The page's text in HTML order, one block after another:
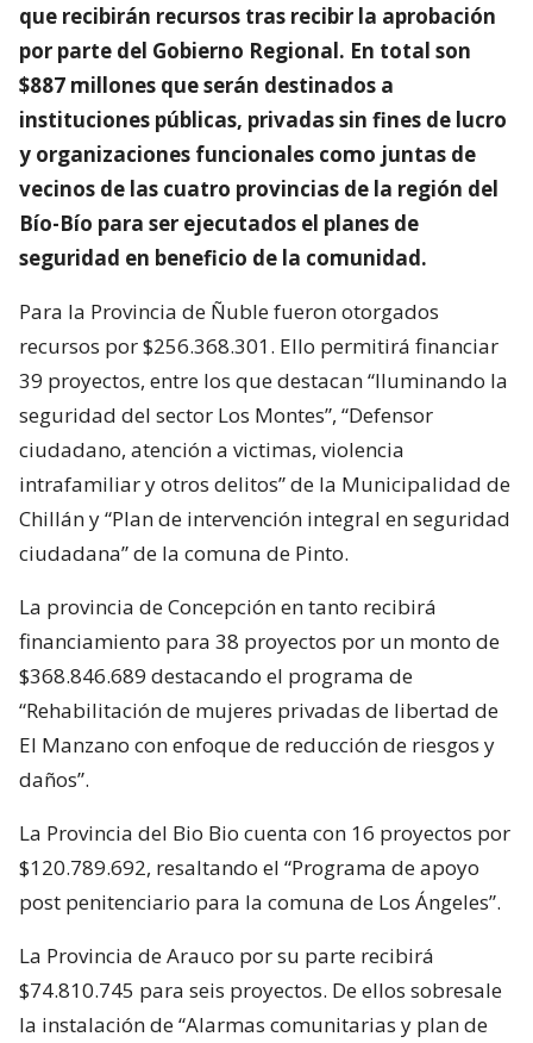
que recibirán recursos tras recibir la aprobación
por parte del Gobierno Regional. En total son
$887 millones que serán destinados a
instituciones públicas, privadas sin fines de lucro
y organizaciones funcionales como juntas de
vecinos de las cuatro provincias de la región del
Bío-Bío para ser ejecutados el planes de
seguridad en beneficio de la comunidad.
Para la Provincia de Ñuble fueron otorgados
recursos por $256.368.301. Ello permitirá financiar
39 proyectos, entre los que destacan “Iluminando la
seguridad del sector Los Montes”, “Defensor
ciudadano, atención a victimas, violencia
intrafamiliar y otros delitos” de la Municipalidad de
Chillán y “Plan de intervención integral en seguridad
ciudadana” de la comuna de Pinto.
La provincia de Concepción en tanto recibirá
financiamiento para 38 proyectos por un monto de
$368.846.689 destacando el programa de
“Rehabilitación de mujeres privadas de libertad de
El Manzano con enfoque de reducción de riesgos y
daños”.
La Provincia del Bio Bio cuenta con 16 proyectos por
$120.789.692, resaltando el “Programa de apoyo
post penitenciario para la comuna de Los Ángeles”.
La Provincia de Arauco por su parte recibirá
$74.810.745 para seis proyectos. De ellos sobresale
la instalación de “Alarmas comunitarias y plan de